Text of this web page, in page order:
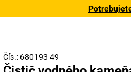
Potrebujete
Čís.: 680193 49